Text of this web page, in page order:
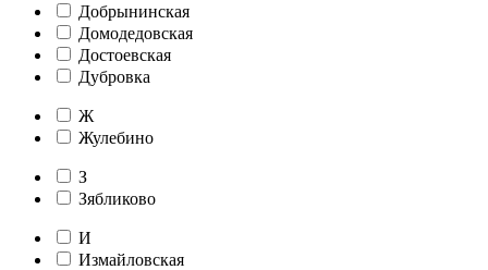
Добрынинская
Домодедовская
Достоевская
Дубровка
Ж
Жулебино
З
Зябликово
И
Измайловская